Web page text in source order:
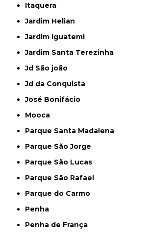
Itaquera
Jardim Helian
Jardim Iguatemi
Jardim Santa Terezinha
Jd São joão
Jd da Conquista
José Bonifácio
Mooca
Parque Santa Madalena
Parque São Jorge
Parque São Lucas
Parque São Rafael
Parque do Carmo
Penha
Penha de França